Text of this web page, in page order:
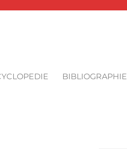
BIBLIOGRAPHIE